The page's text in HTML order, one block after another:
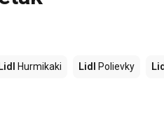
Lidl Hurmikaki Lidl Polievky Lidl